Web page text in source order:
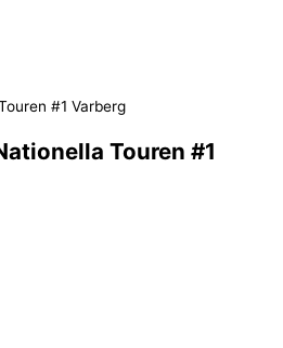
#1 Varberg
Touren #1